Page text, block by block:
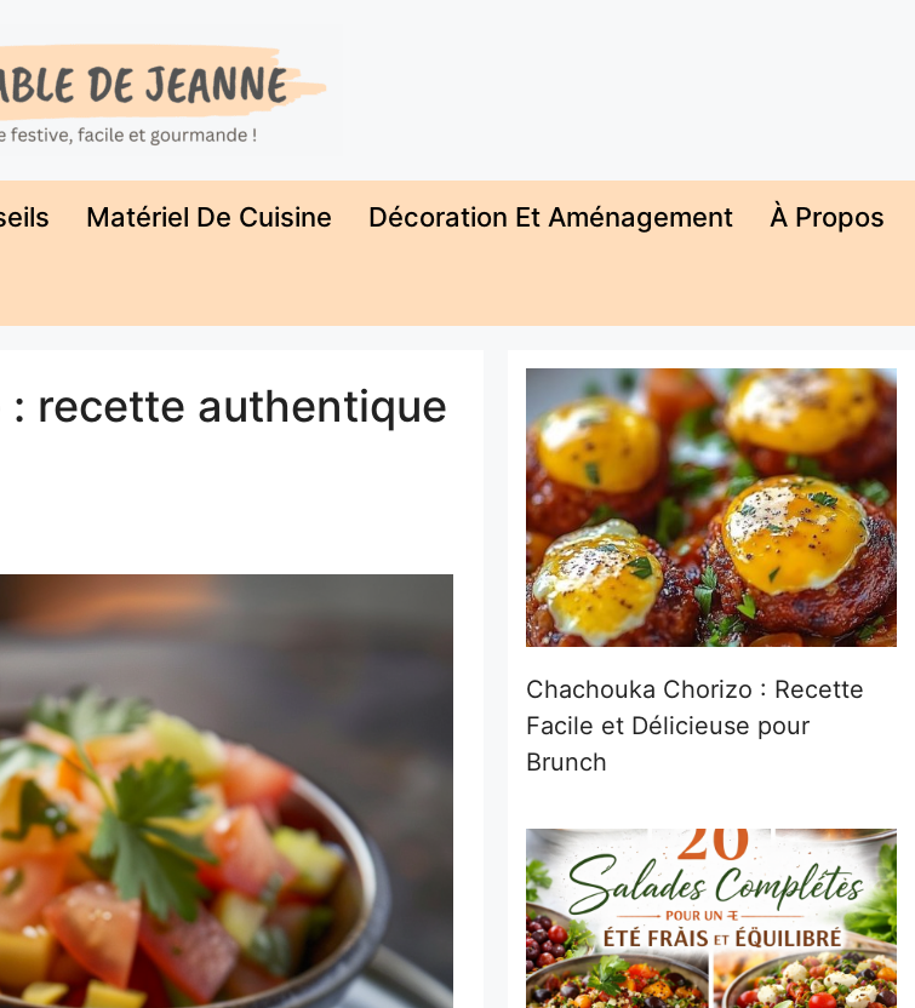
Matériel De Cuisine Décoration Et Aménagement À Propos
recette authentique
Chachouka Chorizo : Recette
Facile et Délicieuse pour
Brunch